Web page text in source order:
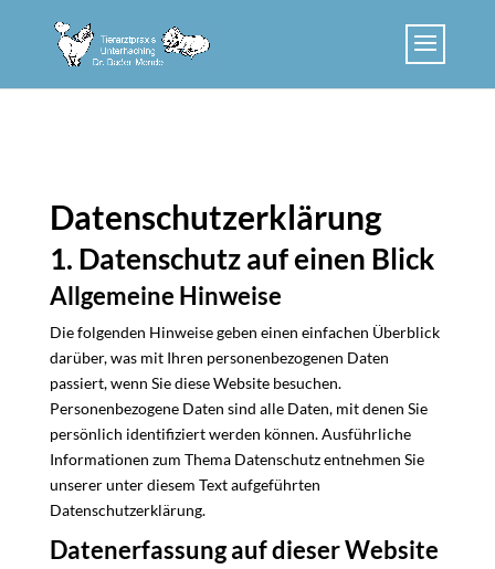
Datenschutz­erklärung
1. Datenschutz auf einen Blick
Allgemeine Hinweise
Die folgenden Hinweise geben einen einfachen Überblick
darüber, was mit Ihren personenbezogenen Daten
passiert, wenn Sie diese Website besuchen.
Personenbezogene Daten sind alle Daten, mit denen Sie
persönlich identifiziert werden können. Ausführliche
Informationen zum Thema Datenschutz entnehmen Sie
unserer unter diesem Text aufgeführten
Datenschutzerklärung.
Datenerfassung auf dieser Website